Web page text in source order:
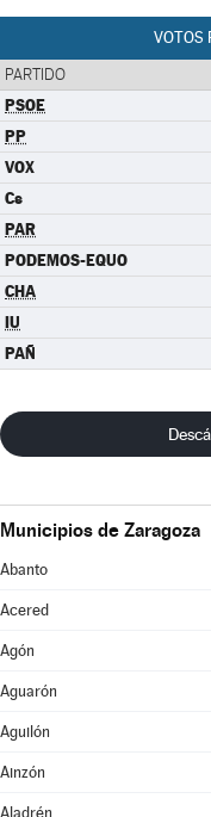
VOTOS
PARTIDO
PSOE
PP
VOX
Cs
PAR
PODEMOS-EQUO
CHA
IU
PAÑ
Municipios de Zaragoza
Abanto
Acered
Agón
Aguarón
Aguilón
Ainzón
Aladrén